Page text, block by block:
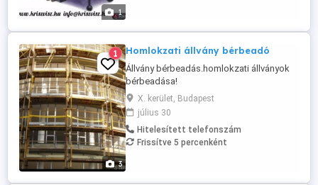
1
tehergépjárművekkel,megfelelő
segédeszközökkel dolgozunk ...
3
1 Homlokzati állvány bérbeadó
Állvány bérbeadás.homlokzati állványok
bérbeadása!
X. kerület, Budapest
július 30
Hitelesített telefonszám
Frissítve 5 percenként